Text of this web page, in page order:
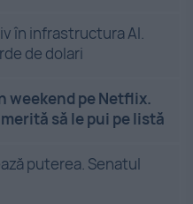
în infrastructura AI.
de dolari
weekend pe Netflix.
să le pui pe listă
puterea. Senatul